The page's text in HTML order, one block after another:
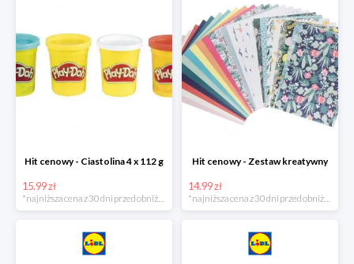
Hit cenowy - Ciastolina 4 x 112 g
15.99 zł
Hit cenowy - Zestaw kreatywny
14.99 zł